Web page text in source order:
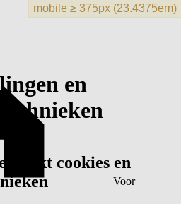
Voor
en
cookies en